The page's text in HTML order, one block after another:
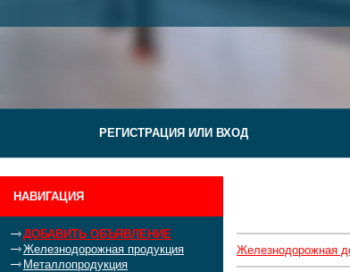
РЕГИСТРАЦИЯ ИЛИ ВХОД
НАВИГАЦИЯ
ДОБАВИТЬ ОБЪЯВЛЕНИЕ
Железнодорожная продукция
Металлопродукция
Железнодорожная